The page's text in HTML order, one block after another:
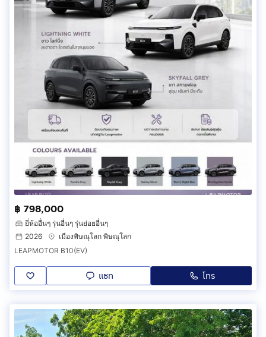
฿ 798,000
ยี่ห้ออื่นๆ รุ่นอื่นๆ รุ่นย่อยอื่นๆ
2026
เมืองพิษณุโลก พิษณุโลก
LEAPMOTOR B10(EV)
แชท โทร